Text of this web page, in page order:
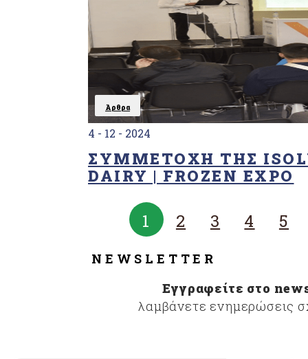
Άρθρα
4 - 12 - 2024
ΣΥΜΜΕΤΟΧΉ ΤΗΣ
DAIRY | FROZEN EXPO
1 2 3 4 5
NEWSLETTER
Εγγραφείτε στο
λαμβάνετε ενημερώσεις